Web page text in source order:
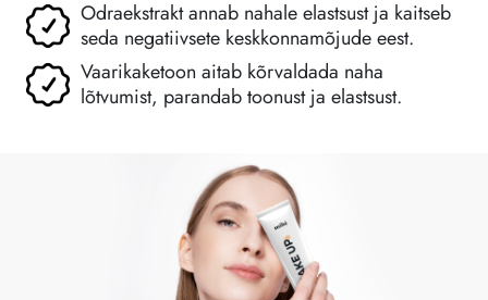
Odraekstrakt annab nahale elastsust ja kaitseb
seda negatiivsete keskkonnamõjude eest.
Vaarikaketoon aitab kõrvaldada naha
lõtvumist, parandab toonust ja elastsust.